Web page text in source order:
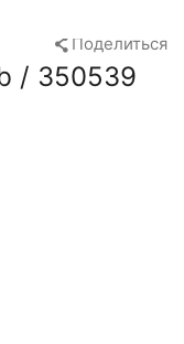
Поделиться
/ 350539